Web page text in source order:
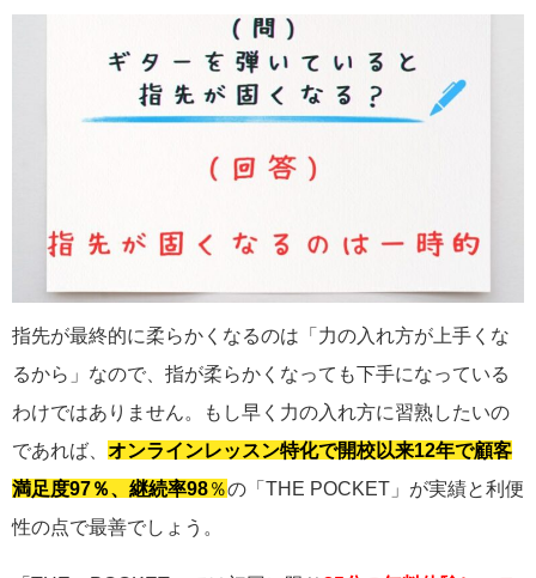
指先が最終的に柔らかくなるのは「力の入れ方が上手くな
るから」なので、指が柔らかくなっても下手になっている
わけではありません。もし早く力の入れ方に習熟したいの
であれば、 オンラインレッスン特化で開校以来12年で顧客
満足度97％、継続率98％の「THE POCKET」が実績と利便
性の点で最善でしょう。